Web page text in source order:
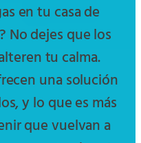
en tu casa de
? No dejes que los
tu calma.
una solución
y lo que es más
que vuelvan a